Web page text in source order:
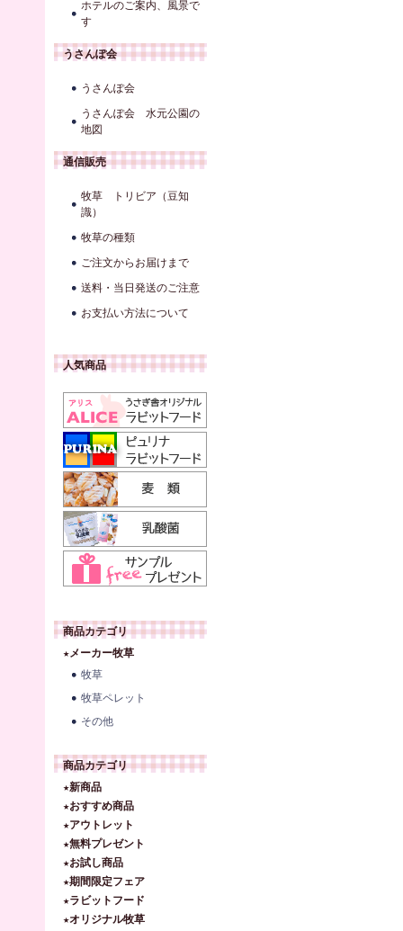
ホテルのご案内、風景で
す
うさんぽ会
うさんぽ会
うさんぽ会 水元公園の
地図
通信販売
牧草 トリビア（豆知
識）
牧草の種類
ご注文からお届けまで
送料・当日発送のご注意
お支払い方法について
人気商品
商品カテゴリ
★メーカー牧草
牧草
牧草ペレット
その他
商品カテゴリ
★新商品
★おすすめ商品
★アウトレット
★無料プレゼント
★お試し商品
★期間限定フェア
★ラビットフード
★オリジナル牧草